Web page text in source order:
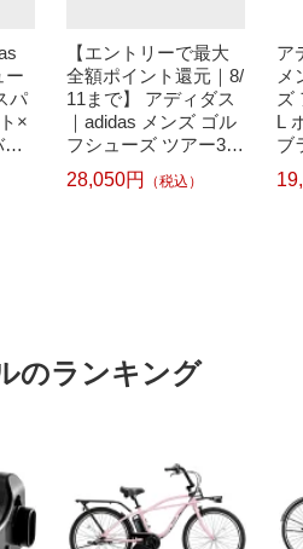
ー
パ
×
【エントリーで最大
全額ポイント還元｜8/
11まで】 アディダス
｜adidas メンズ ゴル
フシューズ ツアー360
25 スパイクレス Fホ
ワイト×Fホワイト×シ
28,050円 （税込）
ア
メ
ズ
L
ブ
タ
ン
のランキング